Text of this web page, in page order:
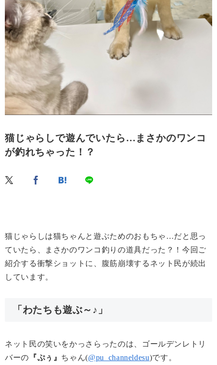
猫じゃらしで遊んでいたら…まさかのワンコ
が釣れちゃった！？
猫じゃらしは猫ちゃんと遊ぶためのおもちゃ…だと思っ
ていたら、まさかのワンコ釣りの道具だった？！今回ご
紹介する衝撃ショットに、腹筋崩壊するネット民が続出
しています。
「わたちも遊ぶ～♪」
ネット民の笑いをかっさらったのは、ゴールデンレトリ
バーの 『ぷぅ』 ちゃん(@pu_channeldesu)です。